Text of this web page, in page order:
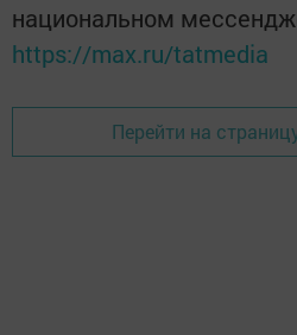
национальном
https://max.ru/tatmedia
Перейти на